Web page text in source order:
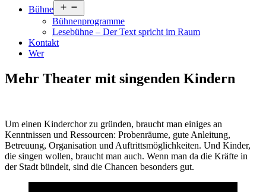
Bühne
öffnen
Bühnenprogramme
Lesebühne – Der Text spricht im Raum
Kontakt
Wer
Mehr Theater mit singenden Kindern
Um einen Kinderchor zu gründen, braucht man einiges an
Kenntnissen und Ressourcen: Probenräume, gute Anleitung,
Betreuung, Organisation und Auftrittsmöglichkeiten. Und Kinder,
die singen wollen, braucht man auch. Wenn man da die Kräfte in
der Stadt bündelt, sind die Chancen besonders gut.